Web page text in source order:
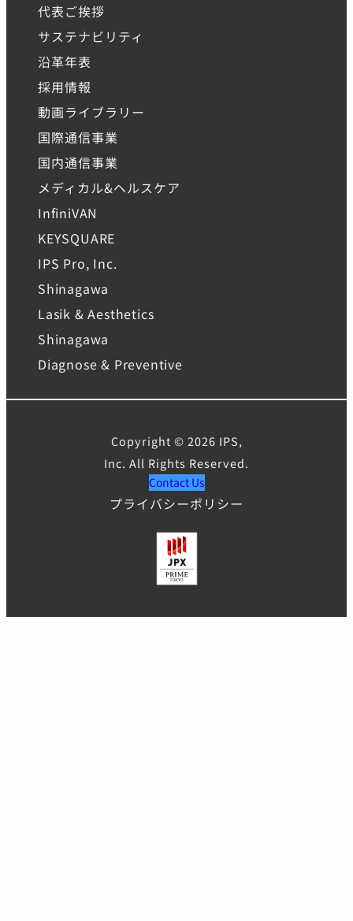
代表ご挨拶
サステナビリティ
沿革年表
採用情報
動画ライブラリー
国際通信事業
国内通信事業
メディカル&ヘルスケア
InfiniVAN
KEYSQUARE
IPS Pro, Inc.
Shinagawa
Lasik & Aesthetics
Shinagawa
Diagnose & Preventive
Copyright © 2026 IPS,
Inc. All Rights Reserved.
Contact Us
プライバシーポリシー